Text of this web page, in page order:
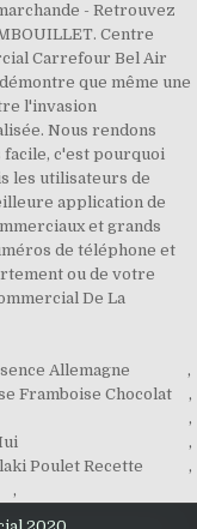
- Retrouvez
Centre
Carrefour Bel Air
que même une
l'invasion
Nous rendons
facile, c'est pourquoi
les utilisateurs de
application de
et grands
de téléphone et
ou de votre
De La
Allemagne
,
Framboise Chocolat
,
,
,
Poulet Recette
,
,